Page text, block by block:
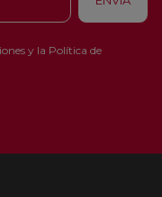
y la Política de